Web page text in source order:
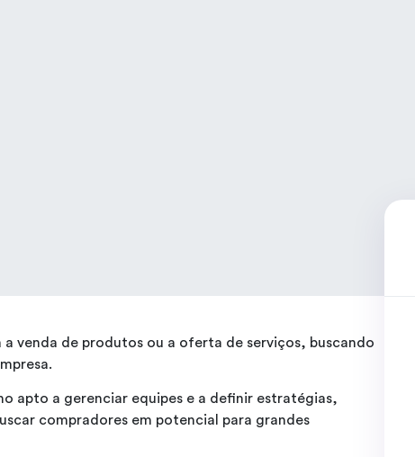
venda de produtos ou a oferta de serviços, buscando
apto a gerenciar equipes e a definir estratégias,
compradores em potencial para grandes